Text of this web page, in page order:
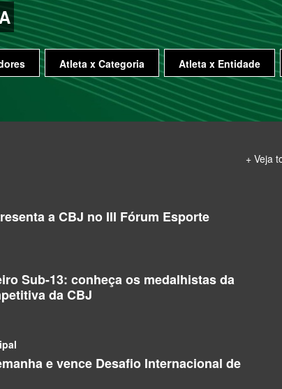
Atleta x Categoria Atleta x Entidade
+ Veja
a CBJ no III Fórum Esporte
Sub-13: conheça os medalhistas da
da CBJ
e vence Desafio Internacional de